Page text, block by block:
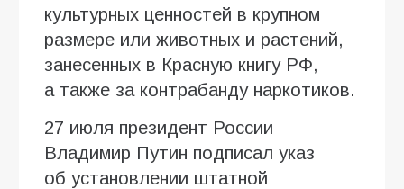
культурных ценностей в крупном
размере или животных и растений,
занесенных в Красную книгу РФ,
а также за контрабанду наркотиков.
27 июля президент России
Владимир Путин подписал указ
об установлении штатной